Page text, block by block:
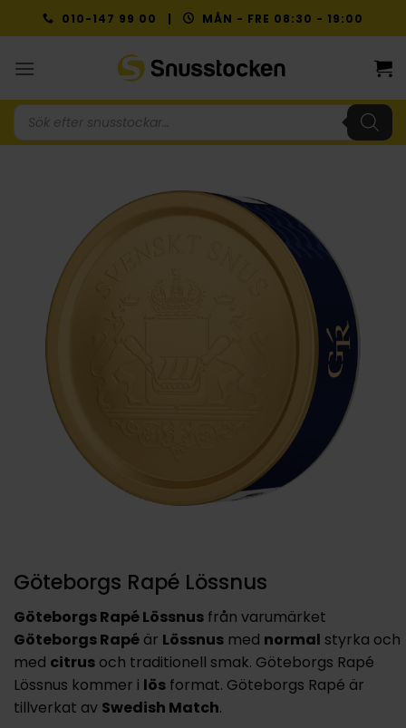
to
010-147 99 00 | MÅN - FRE 08:30 - 19:00
Produktsökning
Göteborgs Rapé Lössnus
Göteborgs Rapé Lössnus från varumärket
Göteborgs Rapé är Lössnus med normal styrka och
med citrus och traditionell smak. Göteborgs Rapé
Lössnus kommer i lös format. Göteborgs Rapé är
tillverkat av Swedish Match.